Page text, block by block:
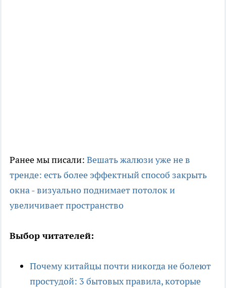
Ранее мы писали: Вешать жалюзи уже не в
тренде: есть более эффектный способ закрыть
окна - визуально поднимает потолок и
увеличивает пространство
Выбор читателей:
Почему китайцы почти никогда не болеют
простудой: 3 бытовых правила, которые